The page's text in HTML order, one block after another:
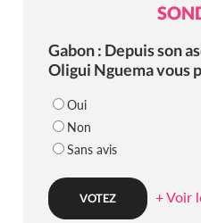
Gabon : Depuis son
Oligui Nguema vous
Oui
Non
Sans avis
+ Voir